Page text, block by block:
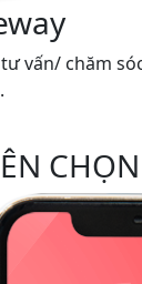
vấn/ chăm